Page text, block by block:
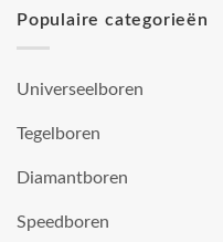
Populaire categorieën
Universeelboren
Tegelboren
Diamantboren
Speedboren